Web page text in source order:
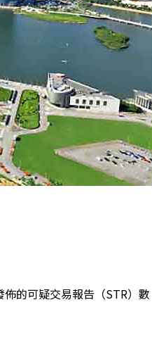
的可疑交易報告（STR）數